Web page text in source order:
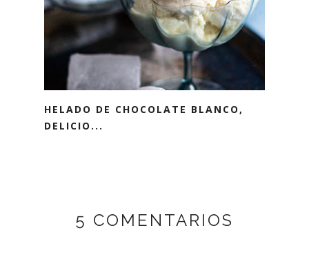
HELADO DE CHOCOLATE BLANCO,
DELICIO...
5 COMENTARIOS